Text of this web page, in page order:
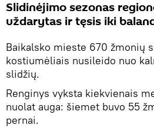
Slidinėjimo sezonas
uždarytas ir tęsis iki
Baikalsko mieste 670 žmonių
kostiumėliais nusileido nuo
slidžių.
Renginys vyksta kiekvienais
nuolat auga: šiemet buvo 55
pernai.